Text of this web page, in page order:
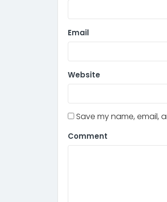
Email
Website
Save my name, email,
Comment